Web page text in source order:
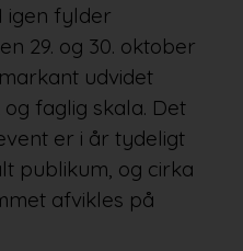
igen fylder
29. og 30. oktober
udvidet
faglig skala. Det
er i år tydeligt
publikum, og cirka
afvikles på